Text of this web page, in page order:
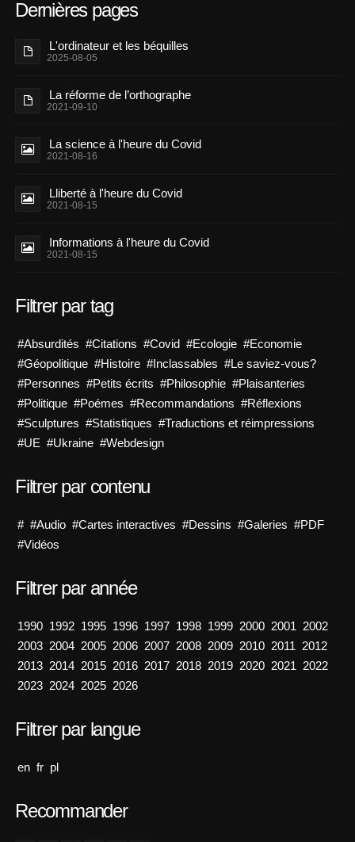
Dernières pages
L'ordinateur et les béquilles
2025-08-05
La réforme de l’orthographe
2021-09-10
La science à l'heure du Covid
2021-08-16
Lliberté à l'heure du Covid
2021-08-15
Informations à l'heure du Covid
2021-08-15
Filtrer par tag
#Absurdités #Citations #Covid #Ecologie #Economie
#Géopolitique #Histoire #Inclassables #Le saviez-vous?
#Personnes #Petits écrits #Philosophie #Plaisanteries
#Politique #Poémes #Recommandations #Réflexions
#Sculptures #Statistiques #Traductions et réimpressions
#UE #Ukraine #Webdesign
Filtrer par contenu
# #Audio #Cartes interactives #Dessins #Galeries #PDF
#Vidéos
Filtrer par année
1990 1992 1995 1996 1997 1998 1999 2000 2001 2002
2003 2004 2005 2006 2007 2008 2009 2010 2011 2012
2013 2014 2015 2016 2017 2018 2019 2020 2021 2022
2023 2024 2025 2026
Filtrer par langue
en fr pl
Recommander